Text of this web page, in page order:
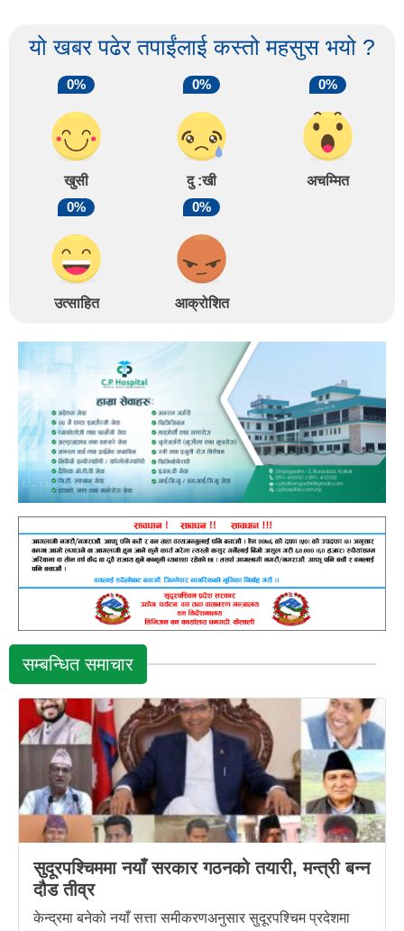
यो खबर पढेर तपाईंलाई कस्तो महसुस भयो ?
0%
खुसी
0%
दु :खी
0%
अचम्मित
0%
उत्साहित
0%
आक्रोशित
सम्बन्धित समाचार
सुदूरपश्चिममा नयाँ सरकार गठनको तयारी, मन्त्री बन्न
दौड तीव्र
केन्द्रमा बनेको नयाँ सत्ता समीकरणअनुसार सुदूरपश्चिम प्रदेशमा